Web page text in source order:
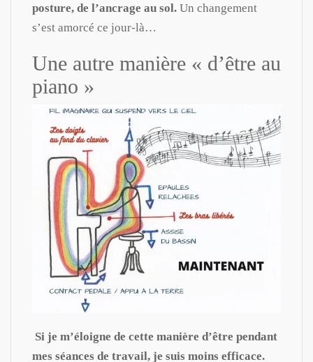
posture, de l’ancrage au sol. Un changement
s’est amorcé ce jour-là…
Une autre manière « d’être au
piano »
Si je m’éloigne de cette manière d’être pendant
mes séances de travail, je suis moins efficace.